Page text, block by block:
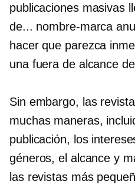
publicaciones masivas
de... nombre-marca
hacer que parezca
una fuera de alcance
Sin embargo, las
muchas maneras,
publicación, los
géneros, el alcance y
las revistas más